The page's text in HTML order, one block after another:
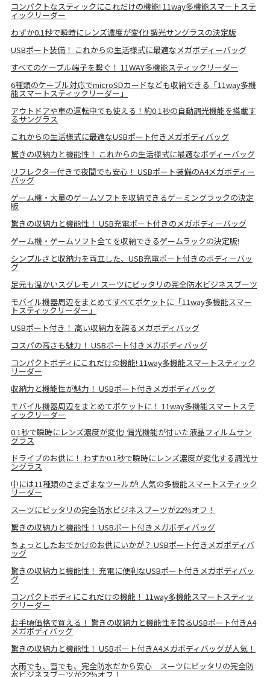
コンパクトなスティックにこれだけの機能! 11way多機能スマートステ
ィックリーダー
わずか0.1秒で瞬時にレンズ濃度が変化! 調光サングラスの決定版
USBポート装備！ これからの生活様式に最適なメガボディーバッグ
すべてのケーブル端子を繋ぐ！ 11WAY多機能スティックリーダー
6種類のケーブル対応でmicroSDカードなども収納できる「11way多機
能スマートスティックリーダー」
アウトドアや車の運転中でも使える！約0.1秒の自動調光機能を搭載す
るサングラス
これからの生活様式に最適なUSBポート付きメガボディバッグ
驚きの収納力と機能性！ これからの生活様式に最適なボディーバッグ
リフレクター付きで夜間でも安心！ USBポート装備のA4メガボディー
バッグ
ゲーム機・大量のゲームソフトを収納できるゲーミングラックの決定
版
驚きの収納力と機能性！ USB充電ポート付きのメガボディーバッグ
ゲーム機・ゲームソフト全てを収納できるゲームラックの決定版!
シンプルさと収納力を両立した、USB充電ポート付きのボディーバッ
グ
足元も温かいスグレモノ! スーツにピッタリの完全防水ビジネスブーツ
モバイル機器周辺をまとめてすべてポケットに「11way多機能スマー
トスティックリーダー」
USBポート付き！ 高い収納力を誇るメガボディバッグ
コスパの高さも魅力！ USBポート付きメガボディバッグ
コンパクトボディにこれだけの機能! 11way多機能スマートスティック
リーダー
収納力と機能性が魅力！ USBポート付きメガボディバッグ
モバイル機器周辺をまとめてポケットに！ 11way多機能スマートステ
ィックリーダー
0.1秒で瞬時にレンズ濃度が変化! 偏光機能が付いた液晶フィルムサン
グラス
ドライブのお供に！ わずか0.1秒で瞬時にレンズ濃度が変化する調光サ
ングラス
中には11種類のさまざまなツールが! 人気の多機能スマートスティック
リーダー
スーツにピッタリの完全防水ビジネスブーツが22％オフ！
驚きの収納力と機能性！ USBポート付きメガボディバッグ
ちょっとしたおでかけのお供にいかが？ USBポート付きメガボディバ
ッグ
驚きの収納力と機能性！ 充電に便利なUSBポート付きメガボディバッ
グ
コンパクトボディにこれだけの機能！ 11way多機能スマートスティッ
クリーダー
お手頃価格で買える！ 驚きの収納力と機能性を誇るUSBポート付きA4
メガボディバッグ
驚きの収納力と機能性！ USBポート付きA4メガボディバッグが人気！
大雨でも、雪でも、完全防水だから安心 スーツにピッタリの完全防
水ビジネスブーツが22％オフ！